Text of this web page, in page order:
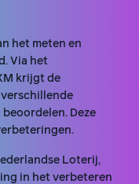
het meten en
Via het
krijgt de
Deze
Loterij,
in het verbeteren